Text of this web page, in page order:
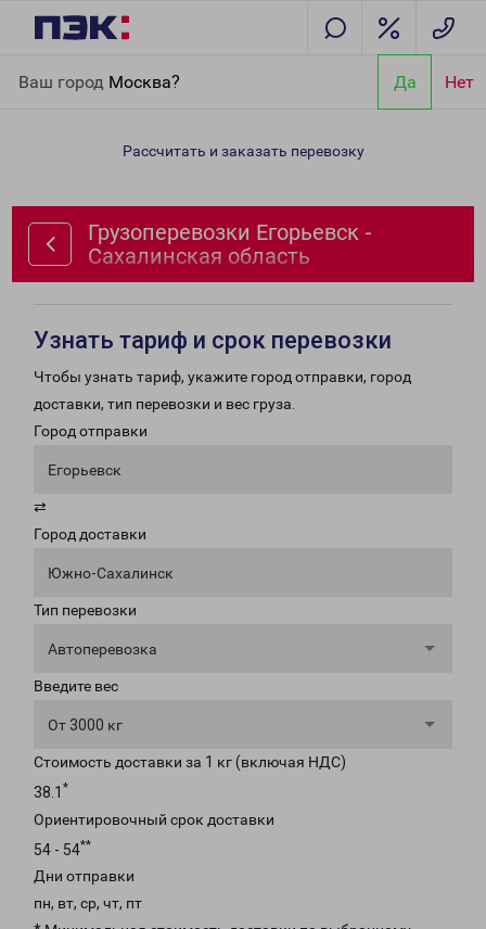
Ваш город Москва? Да Нет
Сахалинская область
Рассчитать и заказать перевозку
Грузоперевозки Егорьевск -
Сахалинская область
Узнать тариф и срок перевозки
Чтобы узнать тариф, укажите город отправки, город
доставки, тип перевозки и вес груза.
Город отправки
Егорьевск
⇄
Город доставки
Южно-Сахалинск
Тип перевозки
Автоперевозка
Введите вес
От 3000 кг
Стоимость доставки за 1 кг (включая НДС)
38.1 *
Ориентировочный срок доставки
54 - 54**
Дни отправки
пн, вт, ср, чт, пт